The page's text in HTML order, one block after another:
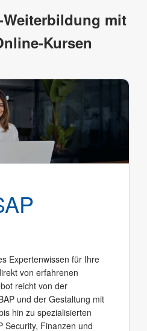
mit
Kursen
Expertenwissen für Ihre
von erfahrenen
reicht von der
und der Gestaltung mit
hin zu spezialisierten
Security, Finanzen und